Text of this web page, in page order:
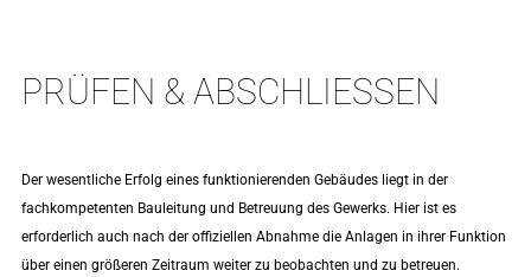
PRÜFEN & ABSCHLIESSEN
Der wesentliche Erfolg eines funktionierenden Gebäudes liegt in der
fachkompetenten Bauleitung und Betreuung des Gewerks. Hier ist es
erforderlich auch nach der offiziellen Abnahme die Anlagen in ihrer Funktion
über einen größeren Zeitraum weiter zu beobachten und zu betreuen.